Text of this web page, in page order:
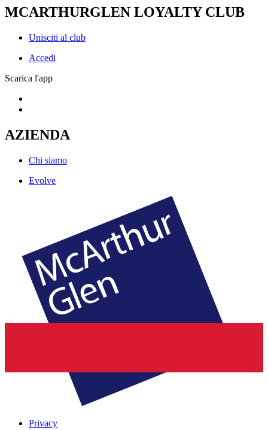
MCARTHURGLEN LOYALTY CLUB
Unisciti al club
Accedi
Scarica l'app
AZIENDA
Chi siamo
Evolve
Privacy